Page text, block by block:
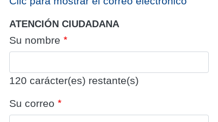
ATENCIÓN CIUDADANA
Su nombre
120 carácter(es) restante(s)
Su correo